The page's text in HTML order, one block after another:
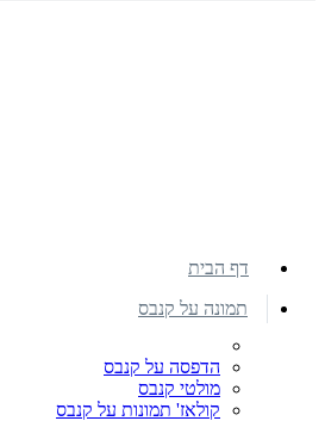
דף הבית
תמונה על קנבס
הדפסה על קנבס
מולטי קנבס
קולאז' תמונות על קנבס